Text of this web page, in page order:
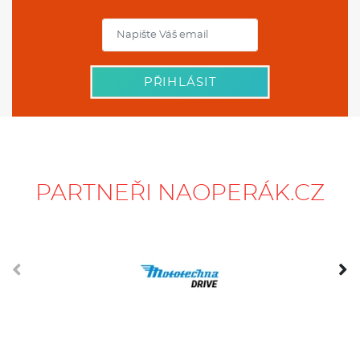
PŘIHLÁSIT
PARTNEŘI NAOPERÁK.CZ